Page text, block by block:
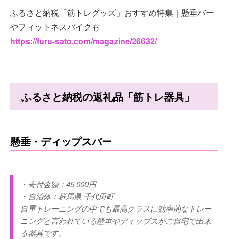
ふるさと納税「筋トレグッズ」おすすめ特集｜懸垂バー
やフィットネスバイクも
https://furu-sato.com/magazine/26632/
ふるさと納税の返礼品「筋トレ器具」
懸垂・ディップスバー
・寄付金額：45,000円
・自治体：群馬県 千代田町
自重トレーニングの中でも最高クラスに効率的なトレー
ニングと言われている懸垂やディップスがご自宅で出来
る器具です。